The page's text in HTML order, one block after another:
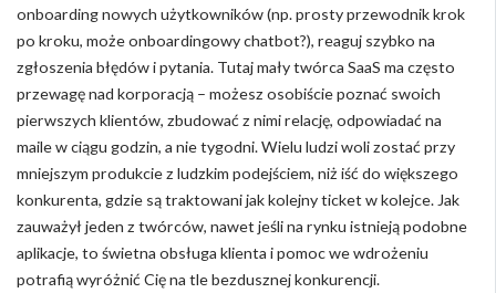
onboarding nowych użytkowników (np. prosty przewodnik krok
po kroku, może onboardingowy chatbot?), reaguj szybko na
zgłoszenia błędów i pytania. Tutaj mały twórca SaaS ma często
przewagę nad korporacją – możesz osobiście poznać swoich
pierwszych klientów, zbudować z nimi relację, odpowiadać na
maile w ciągu godzin, a nie tygodni. Wielu ludzi woli zostać przy
mniejszym produkcie z ludzkim podejściem, niż iść do większego
konkurenta, gdzie są traktowani jak kolejny ticket w kolejce. Jak
zauważył jeden z twórców, nawet jeśli na rynku istnieją podobne
aplikacje, to świetna obsługa klienta i pomoc we wdrożeniu
potrafią wyróżnić Cię na tle bezdusznej konkurencji.